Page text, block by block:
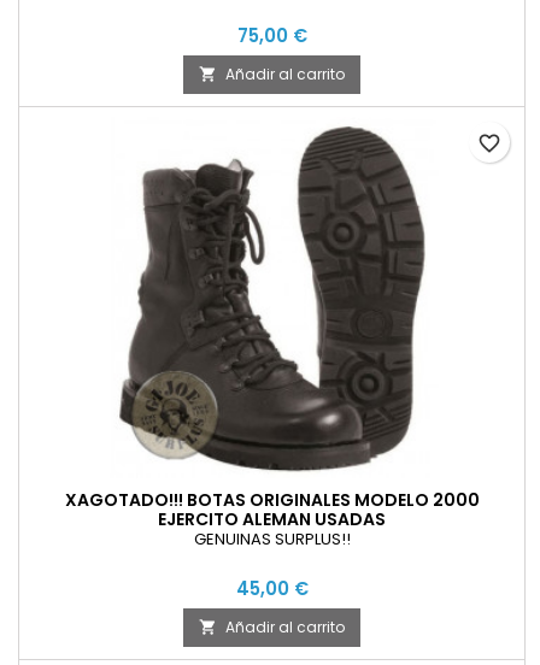
75,00 €
 Añadir al carrito
XAGOTADO!!! BOTAS ORIGINALES MODELO 2000
EJERCITO ALEMAN USADAS
GENUINAS SURPLUS!!
45,00 €
 Añadir al carrito
favorite_border